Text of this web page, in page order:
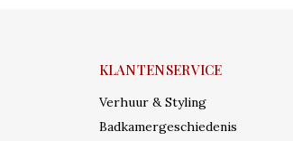
KLANTENSERVICE
Verhuur & Styling
Badkamergeschiedenis